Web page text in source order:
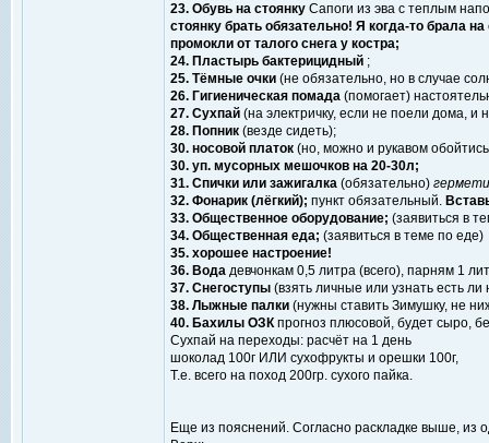
23. Обувь на стоянку Сапоги из эва с теплым
стоянку брать обязательно! Я когда-то брала
промокли от талого снега у костра;
24. Пластырь бактерицидный ;
25. Тёмные очки (не обязательно, но в случае
26. Гигиеническая помада (помогает)
27. Сухпай (на электричку, если не поели дома, и
28. Попник (везде сидеть);
30. носовой платок (но, можно и рукавом
30. уп. мусорных мешочков на 20-30л;
31. Спички или зажигалка (обязательно)
32. Фонарик (лёгкий); пункт обязательный.
33. Общественное оборудование; (заявиться в
34. Общественная еда; (заявиться в теме по еде)
35. хорошее настроение!
36. Вода девчонкам 0,5 литра (всего), парням 1
37. Снегоступы (взять личные или узнать есть
38. Лыжные палки (нужны ставить Зимушку, не
40. Бахилы ОЗКпрогноз плюсовой, будет сыро,
Сухпай на переходы: расчёт на 1 день
шоколад 100г ИЛИ сухофрукты и орешки 100г,
Т.е. всего на поход 200гр. сухого пайка.
Еще из пояснений. Согласно раскладке выше, из